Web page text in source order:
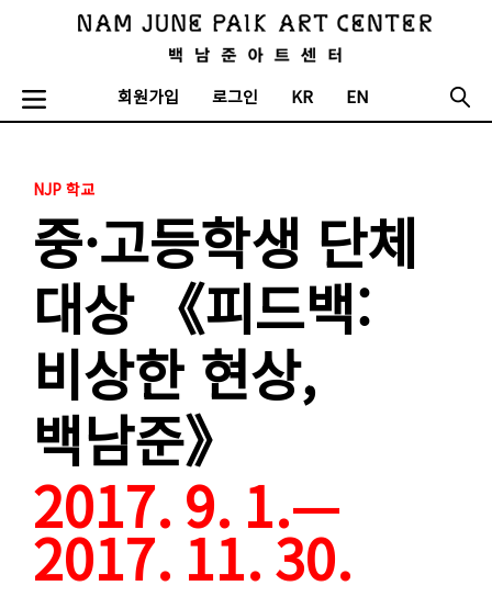
회원가입 로그인 KR EN
NJP 학교
중·고등학생 단체
대상 《피드백:
비상한 현상,
백남준》
2017. 9. 1.—
2017. 11. 30.